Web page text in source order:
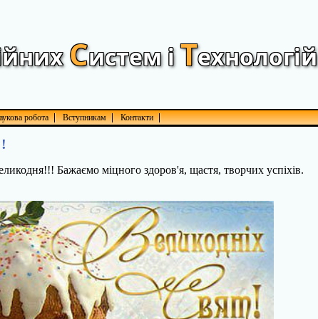
Систем іТехнологій
робота Вступникам Контакти
Бажаємо міцного здоров'я, щастя, творчих успіхів.